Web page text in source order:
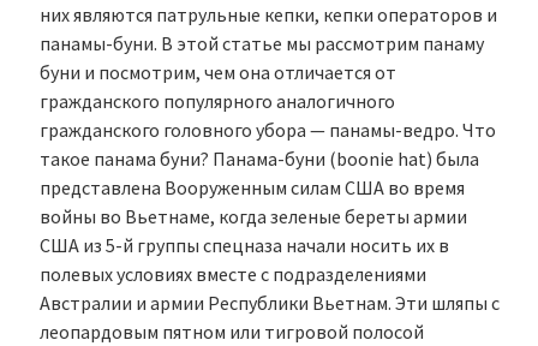
них являются патрульные кепки, кепки операторов и
панамы-буни. В этой статье мы рассмотрим панаму
буни и посмотрим, чем она отличается от
гражданского популярного аналогичного
гражданского головного убора — панамы-ведро. Что
такое панама буни? Панама-буни (boonie hat) была
представлена Вооруженным силам США во время
войны во Вьетнаме, когда зеленые береты армии
США из 5-й группы спецназа начали носить их в
полевых условиях вместе с подразделениями
Австралии и армии Республики Вьетнам. Эти шляпы с
леопардовым пятном или тигровой полосой